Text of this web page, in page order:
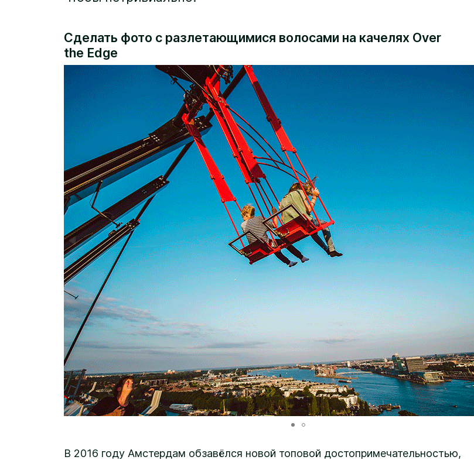
Сделать фото с разлетающимися волосами на качелях Over
the Edge
В 2016 году Амстердам обзавёлся новой топовой достопримечательностью,